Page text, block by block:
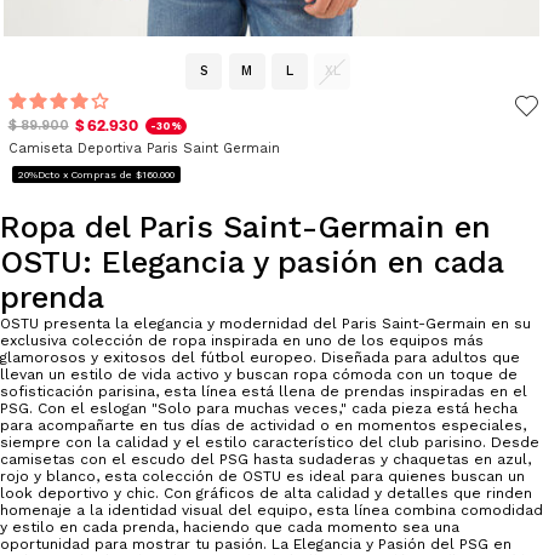
S M L XL
$ 89.900 $ 62.930 -30%
Camiseta Deportiva Paris Saint Germain
20%Dcto x Compras de $160.000
Ropa del Paris Saint-Germain en
OSTU: Elegancia y pasión en cada
prenda
OSTU presenta la elegancia y modernidad del Paris Saint-Germain en su
exclusiva colección de ropa inspirada en uno de los equipos más
glamorosos y exitosos del fútbol europeo. Diseñada para adultos que
llevan un estilo de vida activo y buscan ropa cómoda con un toque de
sofisticación parisina, esta línea está llena de prendas inspiradas en el
PSG. Con el eslogan "Solo para muchas veces," cada pieza está hecha
para acompañarte en tus días de actividad o en momentos especiales,
siempre con la calidad y el estilo característico del club parisino. Desde
camisetas con el escudo del PSG hasta sudaderas y chaquetas en azul,
rojo y blanco, esta colección de OSTU es ideal para quienes buscan un
look deportivo y chic. Con gráficos de alta calidad y detalles que rinden
homenaje a la identidad visual del equipo, esta línea combina comodidad
y estilo en cada prenda, haciendo que cada momento sea una
oportunidad para mostrar tu pasión. La Elegancia y Pasión del PSG en